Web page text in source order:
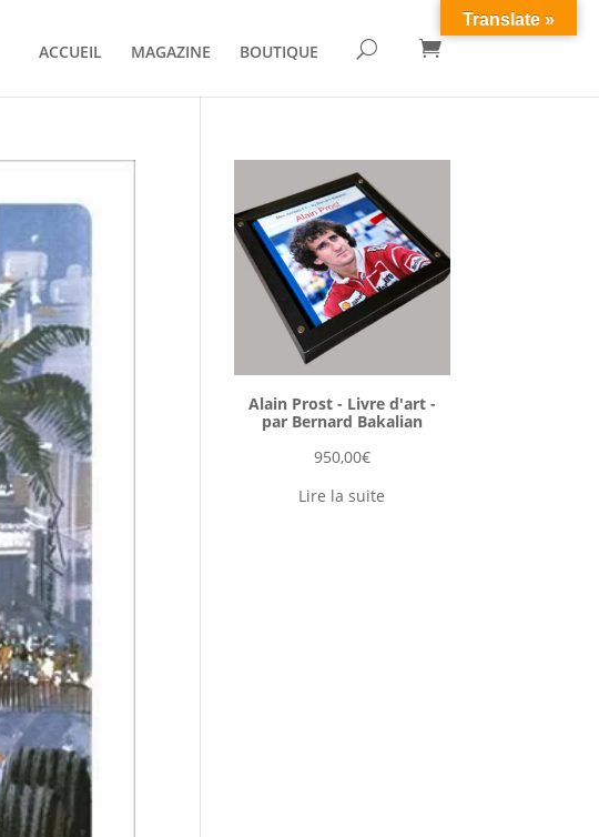
ACCUEIL MAGAZINE BOUTIQUE U 
Alain Prost - Livre d'art -
par Bernard Bakalian
950,00€
Lire la suite
Translate »